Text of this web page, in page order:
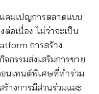
คมเปญการตลาดแบบ
อเนื่อง ไม่ว่าจะเป็น
การสร้าง
กรรมส่งเสริมการขาย
นเทนต์พิเศษที่ทำร่วม
างการมีส่วนร่วมและ